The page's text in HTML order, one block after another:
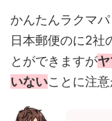
かんたんラクマ
日本郵便のに2社
とができますが
いないことに注意